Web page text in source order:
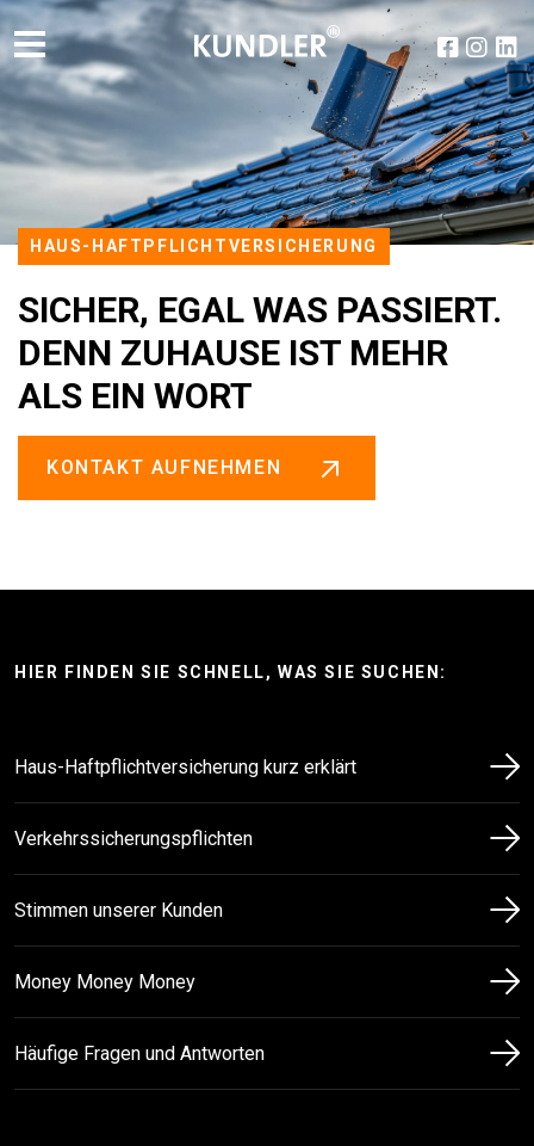
HAUS-HAFT­PFLICHT­VERSICHERUNG
SICHER, EGAL WAS PASSIERT.
DENN ZUHAUSE IST MEHR
ALS EIN WORT
KONTAKT AUFNEHMEN
HIER FINDEN SIE SCHNELL, WAS SIE SUCHEN:
Haus-Haft­pflicht­versicherung kurz erklärt
Verkehrssicherungspflichten
Stimmen unserer Kunden
Money Money Money
Häufige Fragen und Antworten